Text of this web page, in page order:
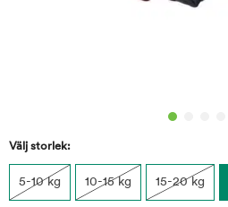
Välj storlek:
5-10 kg 10-15 kg 15-20 kg